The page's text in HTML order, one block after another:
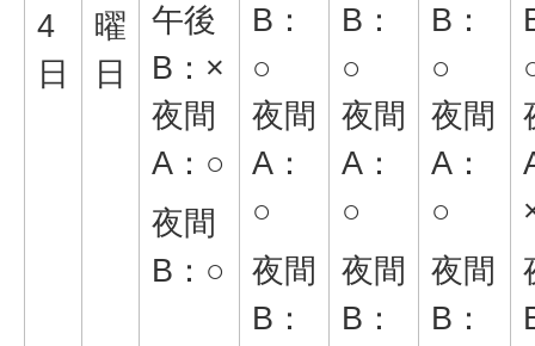
4
日
曜
日
午後
B：×
夜間
A：○
夜間
B：○
B：
○
夜間
A：
○
夜間
B：
B：
○
夜間
A：
○
夜間
B：
B：
○
夜間
A：
○
夜間
B：